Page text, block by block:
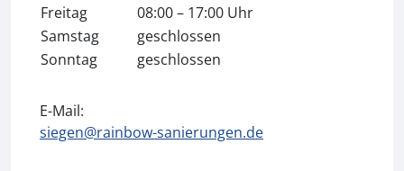
Freitag
08:00 – 17:00 Uhr
Samstag
geschlossen
Sonntag
geschlossen
E-Mail:
​​siegen@rainbow-sanierungen.de​